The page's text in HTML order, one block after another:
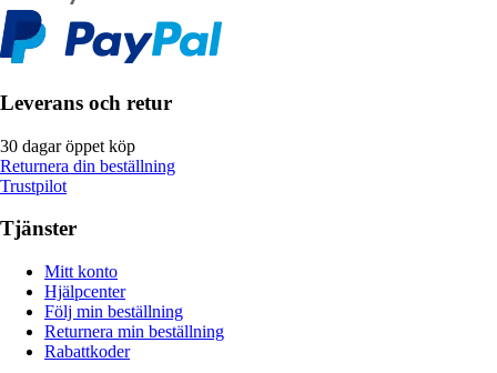
Leverans och retur
30 dagar öppet köp
Returnera din beställning
Trustpilot
Tjänster
Mitt konto
Hjälpcenter
Följ min beställning
Returnera min beställning
Rabattkoder